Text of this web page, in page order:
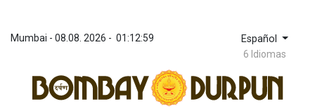
Mumbai - 08.08. 2026 - 01:12:59 Español
6 Idiomas
ZWL 372.279507